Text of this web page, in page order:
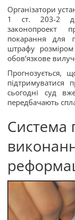
Організатори
1 ст. 203-2
законопроект
покарання для
штрафу
обов’язкове
Прогнозується,
підтримуватися
сьогодні суд
передбачають
Система